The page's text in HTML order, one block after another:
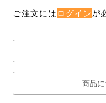
ご注文には ログインが
商品